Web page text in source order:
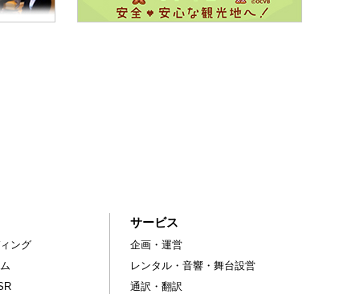
ング
サービス
企画・運営
レンタル・音響・舞台設営
通訳・翻訳